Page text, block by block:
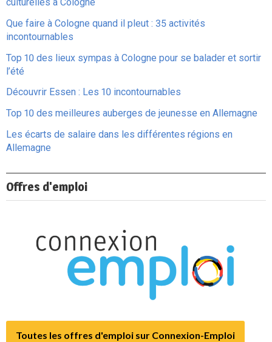
Que faire à Cologne quand il pleut : 35 activités
incontournables
Top 10 des lieux sympas à Cologne pour se balader et sortir
l’été
Découvrir Essen : Les 10 incontournables
Top 10 des meilleures auberges de jeunesse en Allemagne
Les écarts de salaire dans les différentes régions en
Allemagne
Offres d'emploi
Toutes les offres d'emploi sur Connexion-Emploi